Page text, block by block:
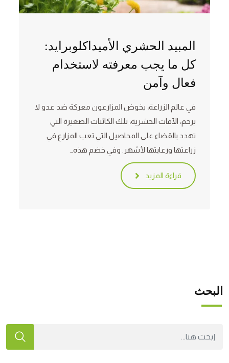
المبيد الحشري الأميداكلوبرايد:
كل ما يجب معرفته لاستخدام
فعال وآمن
في عالم الزراعة، يخوض المزارعون معركة ضد عدو لا
يرحم، الآفات الحشرية، تلك الكائنات الصغيرة التي
تهدد بالقضاء على المحاصيل التي تعب المزارع في
زراعتها ورعايتها لأشهر. وفي خضم هذه…
قراءة المزيد
البحث